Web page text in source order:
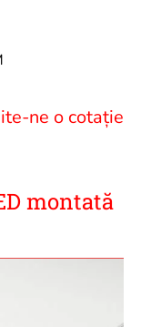
ne o cotație
montată